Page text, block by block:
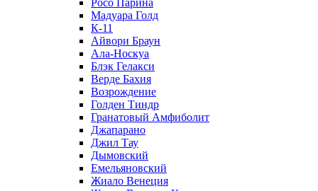
Росо Парина
Мадуара Голд
К-11
Айвори Браун
Ала-Носкуа
Блэк Гелакси
Верде Бахия
Возрождение
Голден Тиндр
Гранатовый Амфиболит
Джапарано
Джил Тау
Дымовский
Емельяновский
Жиало Венеция